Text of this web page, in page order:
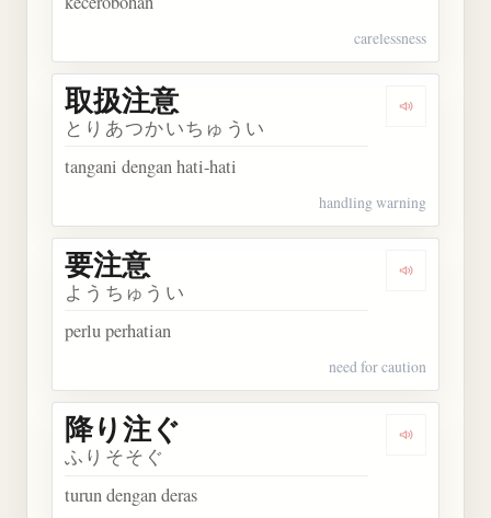
carelessness
Dengarkan
取扱注意
とりあつかいちゅうい
tangani dengan hati-hati
handling warning
Dengarkan
要注意
ようちゅうい
perlu perhatian
need for caution
Dengarkan
降り注ぐ
ふりそそぐ
turun dengan deras